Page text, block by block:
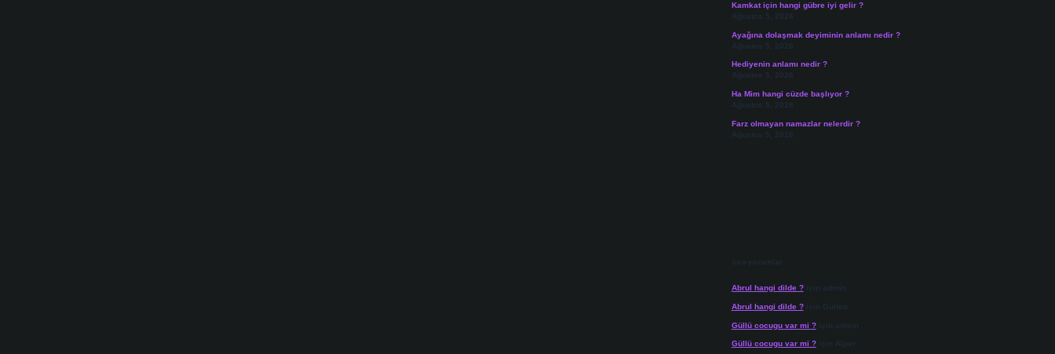
Kamkat için hangi gübre iyi gelir ?
Ağustos 5, 2026
Ayağına dolaşmak deyiminin anlamı nedir ?
Ağustos 5, 2026
Hediyenin anlamı nedir ?
Ağustos 5, 2026
Ha Mim hangi cüzde başlıyor ?
Ağustos 5, 2026
Farz olmayan namazlar nelerdir ?
Ağustos 5, 2026
Son yorumlar
Abrul hangi dilde ?için admin
Abrul hangi dilde ?için Gülten
Güllü cocugu var mi ?için admin
Güllü cocugu var mi ?için Alper